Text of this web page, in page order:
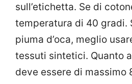
sull’etichetta. Se di
temperatura di 40 gradi.
piuma d’oca, meglio
tessuti sintetici. Quanto
deve essere di massimo